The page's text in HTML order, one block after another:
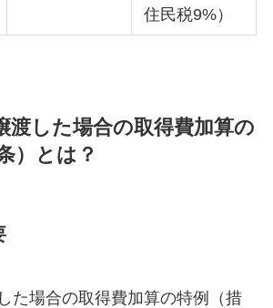
住民税9%）
渡した場合の取得費加算の
）とは？
た場合の取得費加算の特例（措